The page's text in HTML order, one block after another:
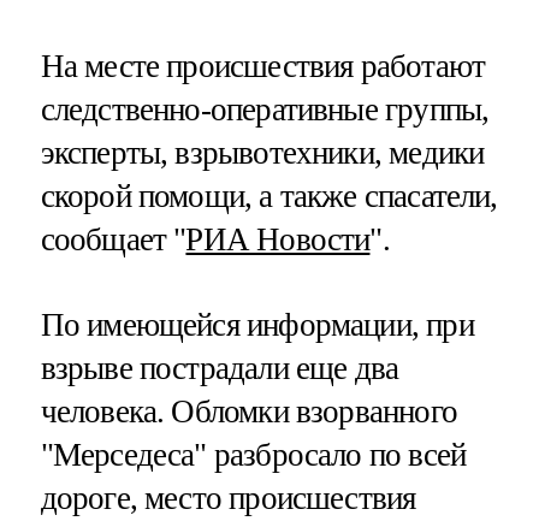
На месте происшествия работают
следственно-оперативные группы,
эксперты, взрывотехники, медики
скорой помощи, а также спасатели,
сообщает "РИА Новости".
По имеющейся информации, при
взрыве пострадали еще два
человека. Обломки взорванного
"Мерседеса" разбросало по всей
дороге, место происшествия